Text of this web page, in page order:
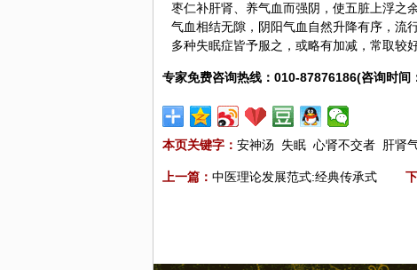
枣仁补肝肾、养气血而强阴，使五脏上浮之
气血相结无隙，阴阳气血自然升降有序，流
多种失眠症皆予服之，或略有加减，常取较好
专家免费咨询热线：010-87876186(咨询时间
本页关键字： 安神汤 失眠 心肾不交者 肝肾
上一篇： 中医理论发展范式:经典传承式